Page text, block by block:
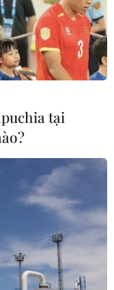
biên giới
tin, ngày 10/4,
quân ở miền
tại